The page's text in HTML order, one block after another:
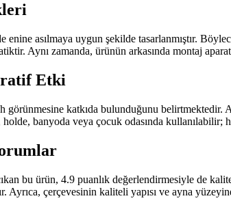
enine asılmaya uygun şekilde tasarlanmıştır.
Aynı zamanda, ürünün arkasında montaj
Etki
görünmesine katkıda bulunduğunu
banyoda veya çocuk odasında kullanılabilir;
bu ürün, 4.9 puanlık değerlendirmesiyle de
çerçevesinin kaliteli yapısı ve ayna